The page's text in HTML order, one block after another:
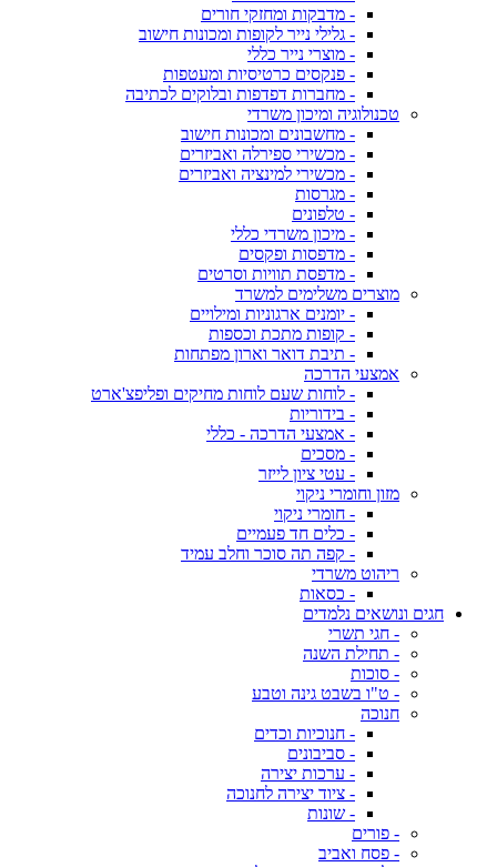
- מדבקות ומחזקי חורים
- גלילי נייר לקופות ומכונות חישוב
- מוצרי נייר כללי
- פנקסים כרטיסיות ומעטפות
- מחברות דפדפות ובלוקים לכתיבה
טכנולוגיה ומיכון משרדי
- מחשבונים ומכונות חישוב
- מכשירי ספירלה ואביזרים
- מכשירי למינציה ואביזרים
- מגרסות
- טלפונים
- מיכון משרדי כללי
- מדפסות ופקסים
- מדפסת תוויות וסרטים
מוצרים משלימים למשרד
- יומנים ארגוניות ומילויים
- קופות מתכת וכספות
- תיבת דואר וארון מפתחות
אמצעי הדרכה
- לוחות שעם לוחות מחיקים ופליפצ'ארט
- בידוריות
- אמצעי הדרכה - כללי
- מסכים
- עטי ציון לייזר
מזון וחומרי ניקוי
- חומרי ניקוי
- כלים חד פעמיים
- קפה תה סוכר וחלב עמיד
ריהוט משרדי
- כסאות
חגים ונושאים נלמדים
- חגי תשרי
- תחילת השנה
- סוכות
- ט"ו בשבט גינה וטבע
חנוכה
- חנוכיות וכדים
- סביבונים
- ערכות יצירה
- ציוד יצירה לחנוכה
- שונות
- פורים
- פסח ואביב